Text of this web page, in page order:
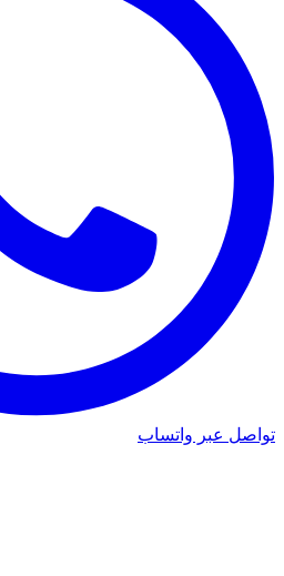
تواصل عبر واتساب